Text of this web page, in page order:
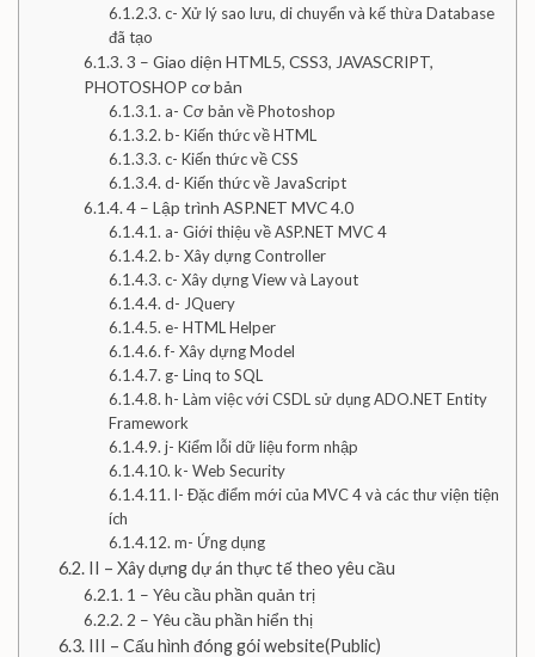
c- Xử lý sao lưu, di chuyển và kế thừa Database
đã tạo
3 – Giao diện HTML5, CSS3, JAVASCRIPT,
PHOTOSHOP cơ bản
a- Cơ bản về Photoshop
b- Kiến thức về HTML
c- Kiến thức về CSS
d- Kiến thức về JavaScript
4 – Lập trình ASP.NET MVC 4.0
a- Giới thiệu về ASP.NET MVC 4
b- Xây dựng Controller
c- Xây dựng View và Layout
d- JQuery
e- HTML Helper
f- Xây dựng Model
g- Linq to SQL
h- Làm việc với CSDL sử dụng ADO.NET Entity
Framework
j- Kiểm lỗi dữ liệu form nhập
k- Web Security
l- Đặc điểm mới của MVC 4 và các thư viện tiện
ích
m- Ứng dụng
II – Xây dựng dự án thực tế theo yêu cầu
1 – Yêu cầu phần quản trị
2 – Yêu cầu phần hiển thị
III – Cấu hình đóng gói website(Public)